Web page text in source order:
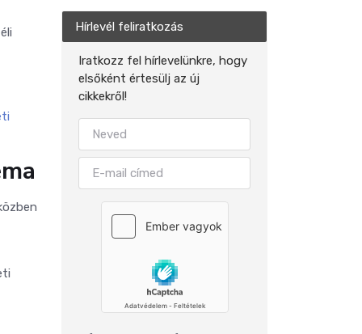
Hírlevél feliratkozás
Iratkozz fel hírlevelünkre, hogy
elsőként értesülj az új
cikkekről!